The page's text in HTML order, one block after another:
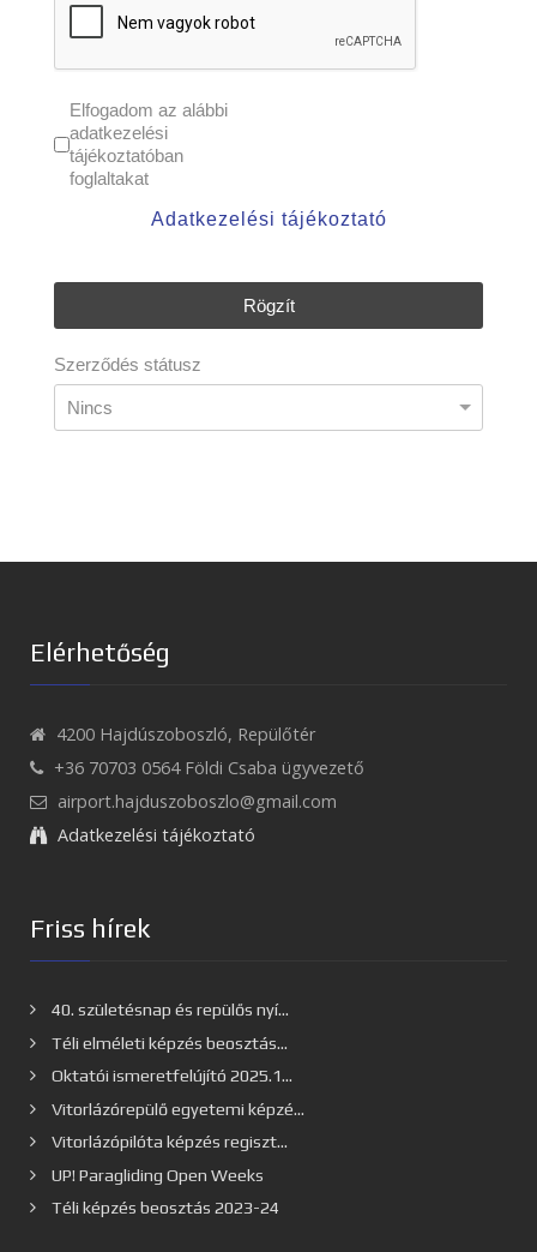
Elfogadom az alábbi
adatkezelési
tájékoztatóban
foglaltakat
Adatkezelési tájékoztató
Rögzít
Szerződés státusz
Elérhetőség
4200 Hajdúszoboszló, Repülőtér
+36 70703 0564 Földi Csaba ügyvezető
airport.hajduszoboszlo@gmail.com
Adatkezelési tájékoztató
Friss hírek
40. születésnap és repülős nyí...
Téli elméleti képzés beosztás...
Oktatói ismeretfelújító 2025.1...
Vitorlázórepülő egyetemi képzé...
Vitorlázópilóta képzés regiszt...
UP! Paragliding Open Weeks
Téli képzés beosztás 2023-24